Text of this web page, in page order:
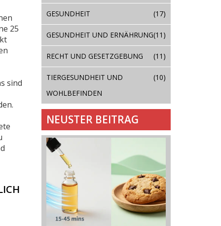
25
sind
GESUNDHEIT (17)
GESUNDHEIT UND ERNÄHRUNG(11)
RECHT UND GESETZGEBUNG (11)
TIERGESUNDHEIT UND
WOHLBEFINDEN
(10)
NEUSTER BEITRAG